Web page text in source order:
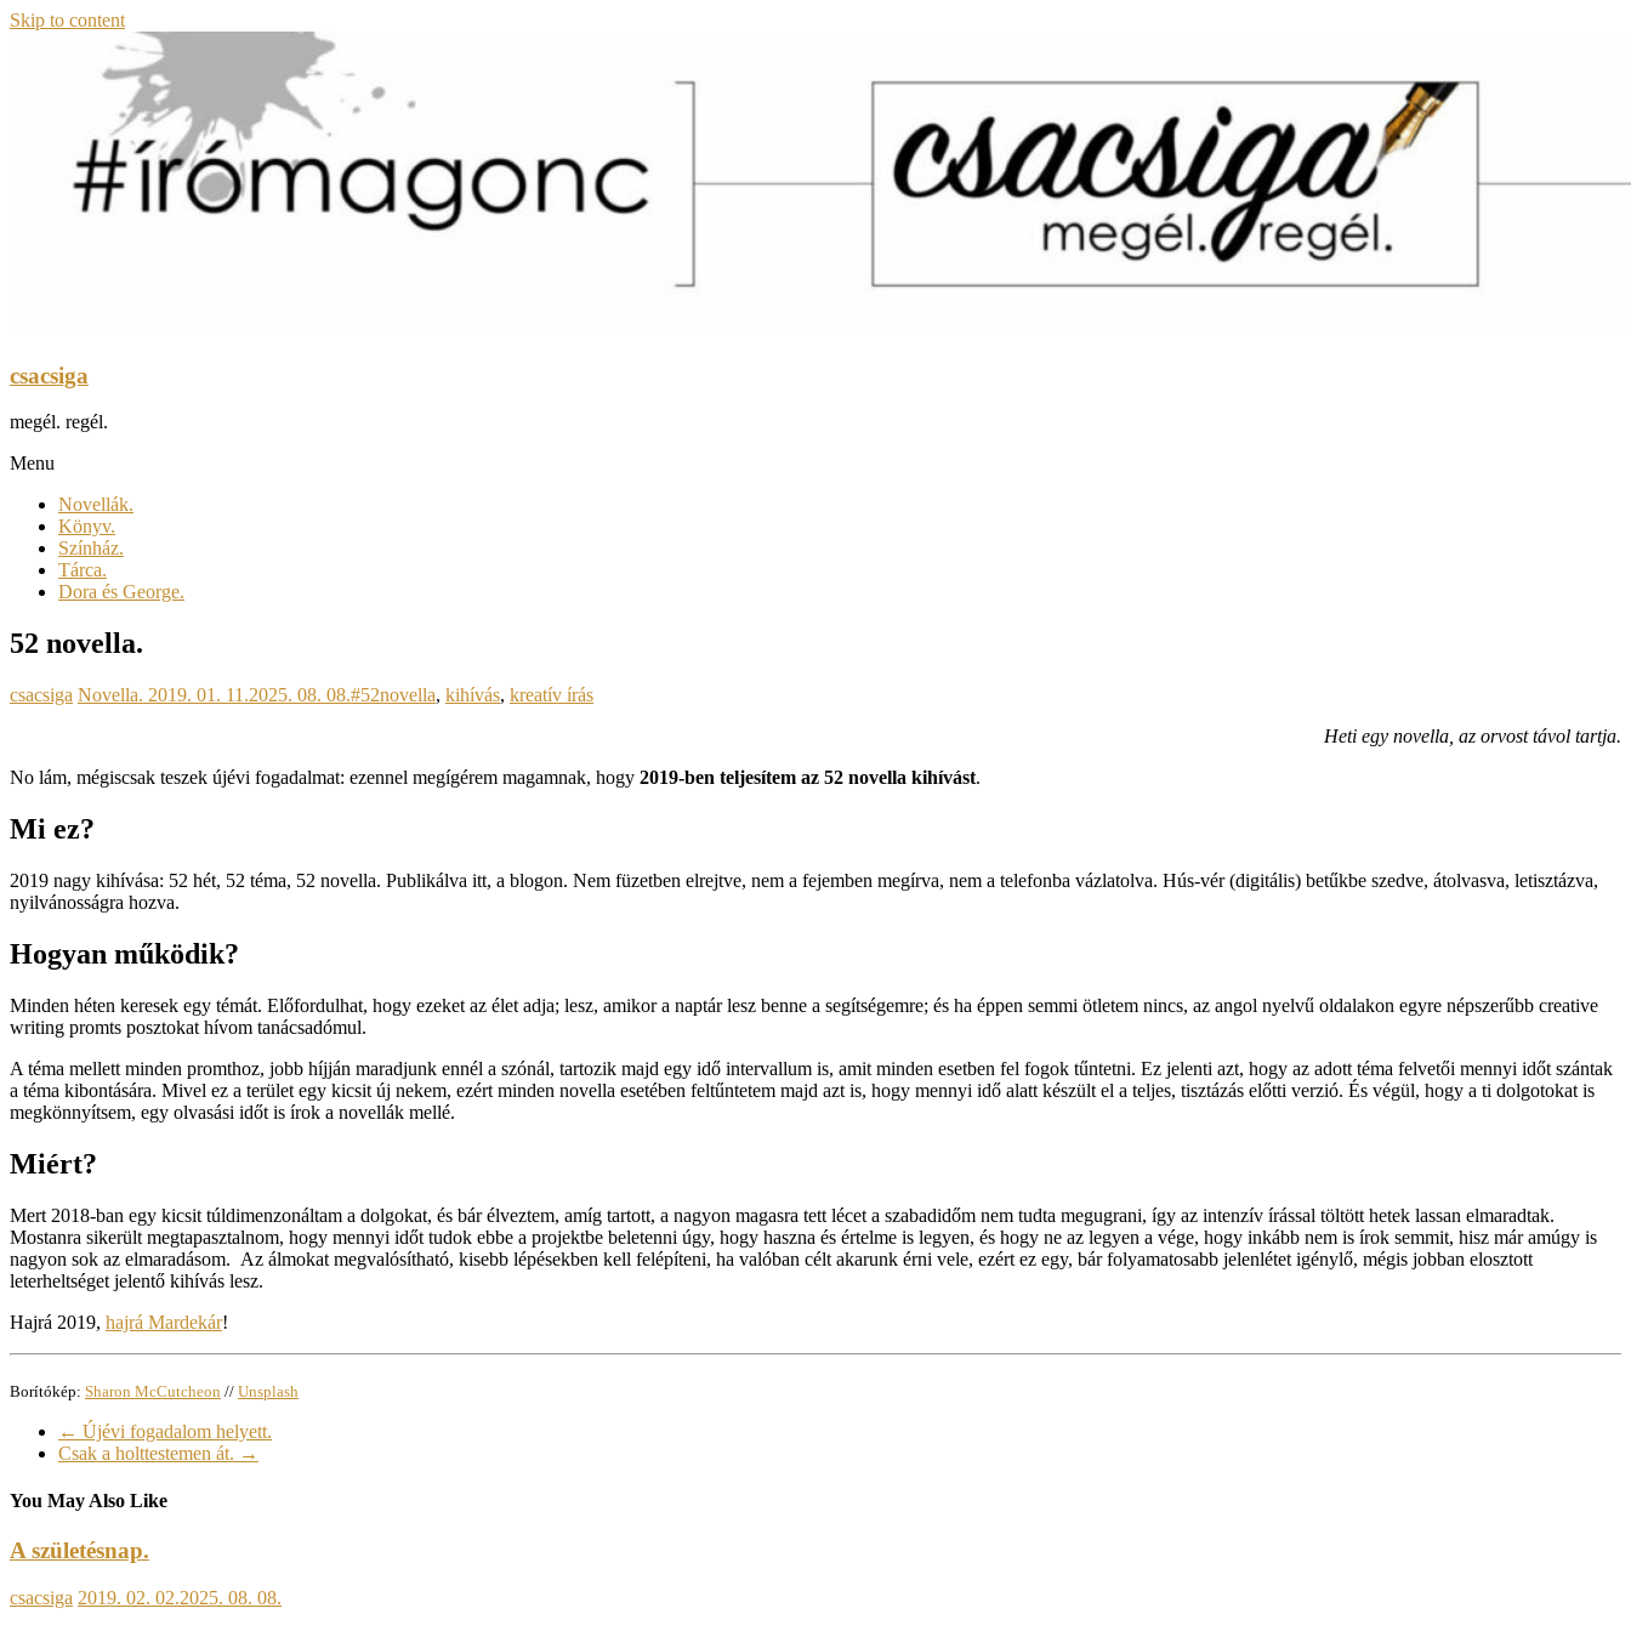
Skip to content
csacsiga
megél. regél.
Menu
Novellák.
Könyv.
Színház.
Tárca.
Dora és George.
52 novella.
csacsiga Novella. 2019. 01. 11.2025. 08. 08.#52novella, kihívás, kreatív írás
Heti egy novella, az orvost távol tartja.
No lám, mégiscsak teszek újévi fogadalmat: ezennel megígérem magamnak, hogy 2019-ben teljesítem az 52 novella kihívást.
Mi ez?
2019 nagy kihívása: 52 hét, 52 téma, 52 novella. Publikálva itt, a blogon. Nem füzetben elrejtve, nem a fejemben megírva, nem a telefonba vázlatolva. Hús-vér (digitális) betűkbe szedve, átolvasva, letisztázva,
nyilvánosságra hozva.
Hogyan működik?
Minden héten keresek egy témát. Előfordulhat, hogy ezeket az élet adja; lesz, amikor a naptár lesz benne a segítségemre; és ha éppen semmi ötletem nincs, az angol nyelvű oldalakon egyre népszerűbb creative
writing promts posztokat hívom tanácsadómul.
A téma mellett minden promthoz, jobb híjján maradjunk ennél a szónál, tartozik majd egy idő intervallum is, amit minden esetben fel fogok tűntetni. Ez jelenti azt, hogy az adott téma felvetői mennyi időt szántak
a téma kibontására. Mivel ez a terület egy kicsit új nekem, ezért minden novella esetében feltűntetem majd azt is, hogy mennyi idő alatt készült el a teljes, tisztázás előtti verzió. És végül, hogy a ti dolgotokat is
megkönnyítsem, egy olvasási időt is írok a novellák mellé.
Miért?
Mert 2018-ban egy kicsit túldimenzonáltam a dolgokat, és bár élveztem, amíg tartott, a nagyon magasra tett lécet a szabadidőm nem tudta megugrani, így az intenzív írással töltött hetek lassan elmaradtak.
Mostanra sikerült megtapasztalnom, hogy mennyi időt tudok ebbe a projektbe beletenni úgy, hogy haszna és értelme is legyen, és hogy ne az legyen a vége, hogy inkább nem is írok semmit, hisz már amúgy is
nagyon sok az elmaradásom. Az álmokat megvalósítható, kisebb lépésekben kell felépíteni, ha valóban célt akarunk érni vele, ezért ez egy, bár folyamatosabb jelenlétet igénylő, mégis jobban elosztott
leterheltséget jelentő kihívás lesz.
Hajrá 2019, hajrá Mardekár!
Borítókép: Sharon McCutcheon // Unsplash
← Újévi fogadalom helyett.
Csak a holttestemen át. →
You May Also Like
A születésnap.
csacsiga 2019. 02. 02.2025. 08. 08.